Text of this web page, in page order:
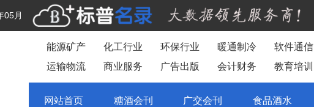
05月
能源矿产 化工行业 环保行业 暖通制冷 软件通信
运输物流
商业服务 广告出版 会计财务 教育培训
网站首页 糖酒会刊 广交会刊 食品酒水